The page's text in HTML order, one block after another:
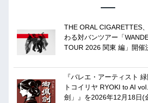
THE ORAL CIGARETTES
わる対バンツアー「
TOUR 2026 関東 編」開催
『バレエ・アーティスト
トコイリヤ RYOKI to AI
劍」』を2026年12月18日(